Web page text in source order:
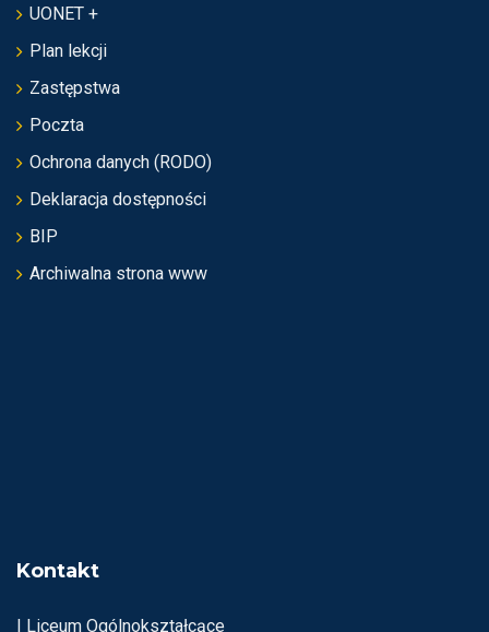
UONET +
Plan lekcji
Zastępstwa
Poczta
Ochrona danych (RODO)
Deklaracja dostępności
BIP
Archiwalna strona www
Kontakt
I Liceum Ogólnokształcące